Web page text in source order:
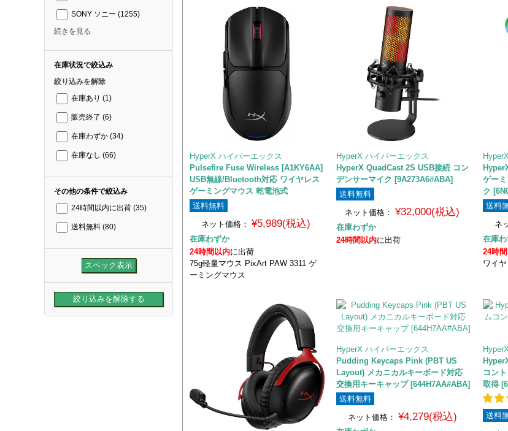
SONY ソニー (1255)
続きを見る
在庫状況で絞込み
絞り込みを解除
在庫あり (1)
販売終了 (6)
在庫わずか (34)
在庫なし (66)
その他の条件で絞込み
24時間以内に出荷 (35)
送料無料 (80)
HyperX ハイパーエックス
Pulsefire Fuse Wireless [A1KY6AA]
USB無線/Bluetooth対応 ワイヤレス
ゲーミングマウス 乾電池式
送料無料
ネット価格： ¥5,989(税込)
在庫わずか
24時間以内に出荷
75g軽量マウス PixArt PAW 3311 ゲ
ーミングマウス
HyperX ハイパーエックス
HyperX QuadCast 2S USB接続 コン
デンサーマイク [9A273A6#ABA]
送料無料
ネット価格：
¥32,000(税込)
在庫わずか
24時間以内に出荷
ゲー
ク
送料
ネ
在庫
24時
ワイ
HyperX ハイパーエックス
Pudding Keycaps Pink (PBT US
Layout) メカニカルキーボード対応
交換用キーキャップ [644H7AA#ABA]
送料無料
ネット価格： ¥4,279(税込)
コン
取得
送料